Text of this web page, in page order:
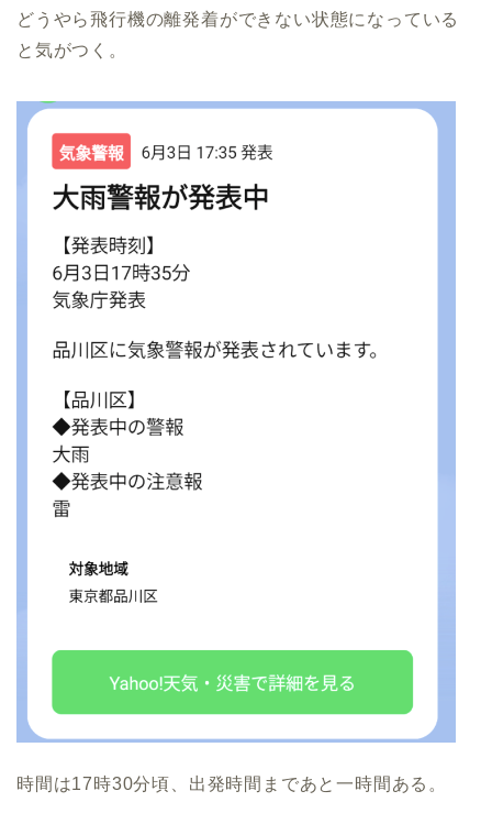
どうやら飛行機の離発着ができない状態になっている
と気がつく。
時間は17時30分頃、出発時間まであと一時間ある。